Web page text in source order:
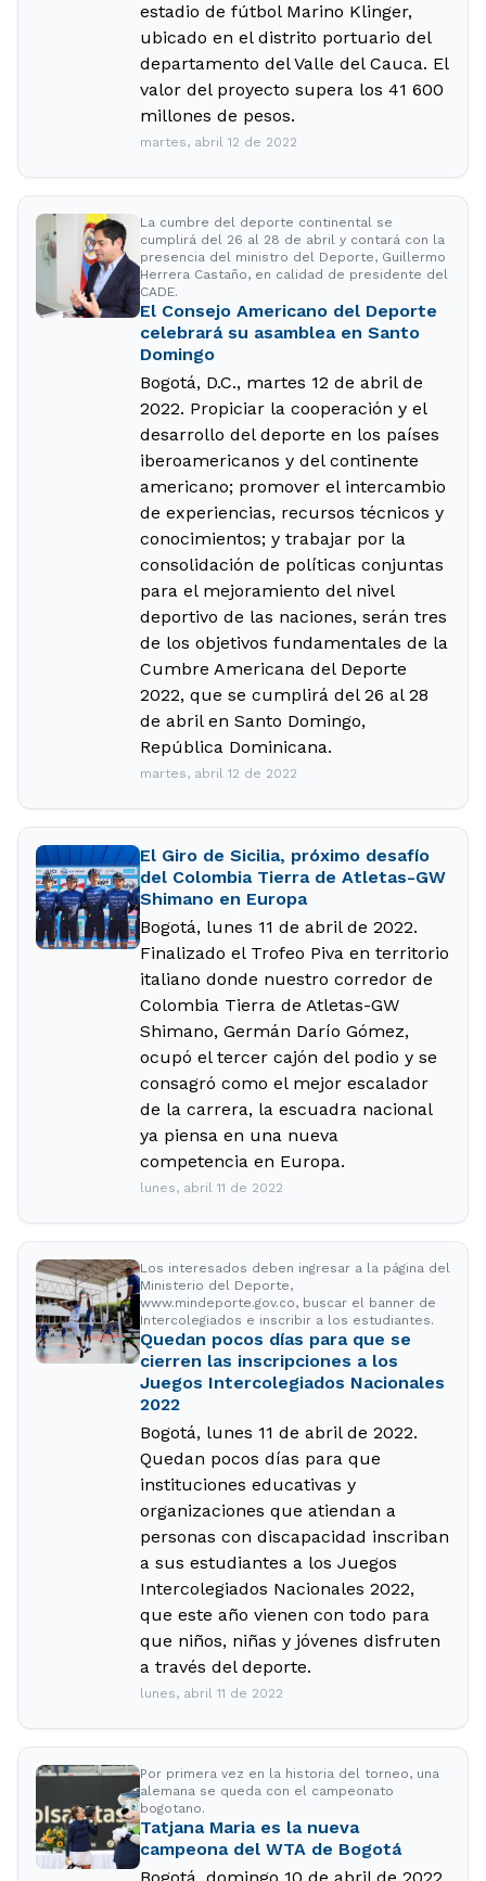
estadio de fútbol Marino Klinger,
ubicado en el distrito portuario del
departamento del Valle del Cauca. El
valor del proyecto supera los 41 600
millones de pesos.
martes, abril 12 de 2022
La cumbre del deporte continental se
cumplirá del 26 al 28 de abril y contará con la
presencia del ministro del Deporte, Guillermo
Herrera Castaño, en calidad de presidente del
CADE.
El Consejo Americano del Deporte
celebrará su asamblea en Santo
Domingo
Bogotá, D.C., martes 12 de abril de
2022. Propiciar la cooperación y el
desarrollo del deporte en los países
iberoamericanos y del continente
americano; promover el intercambio
de experiencias, recursos técnicos y
conocimientos; y trabajar por la
consolidación de políticas conjuntas
para el mejoramiento del nivel
deportivo de las naciones, serán tres
de los objetivos fundamentales de la
Cumbre Americana del Deporte
2022, que se cumplirá del 26 al 28
de abril en Santo Domingo,
República Dominicana.
martes, abril 12 de 2022
El Giro de Sicilia, próximo desafío
del Colombia Tierra de Atletas-GW
Shimano en Europa
Bogotá, lunes 11 de abril de 2022.
Finalizado el Trofeo Piva en territorio
italiano donde nuestro corredor de
Colombia Tierra de Atletas-GW
Shimano, Germán Darío Gómez,
ocupó el tercer cajón del podio y se
consagró como el mejor escalador
de la carrera, la escuadra nacional
ya piensa en una nueva
competencia en Europa.
lunes, abril 11 de 2022
Los interesados deben ingresar a la página del
Ministerio del Deporte,
www.mindeporte.gov.co, buscar el banner de
Intercolegiados e inscribir a los estudiantes.
Quedan pocos días para que se
cierren las inscripciones a los
Juegos Intercolegiados Nacionales
2022
Bogotá, lunes 11 de abril de 2022.
Quedan pocos días para que
instituciones educativas y
organizaciones que atiendan a
personas con discapacidad inscriban
a sus estudiantes a los Juegos
Intercolegiados Nacionales 2022,
que este año vienen con todo para
que niños, niñas y jóvenes disfruten
a través del deporte.
lunes, abril 11 de 2022
Por primera vez en la historia del torneo, una
alemana se queda con el campeonato
bogotano.
Tatjana Maria es la nueva
campeona del WTA de Bogotá